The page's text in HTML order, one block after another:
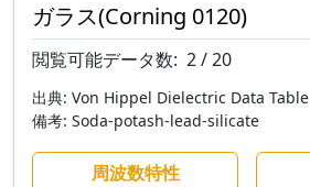
ガラス(Corning 0120)
閲覧可能データ数: 2 / 20
出典: Von Hippel Dielectric Data Table
備考: Soda-potash-lead-silicate
周波数特性